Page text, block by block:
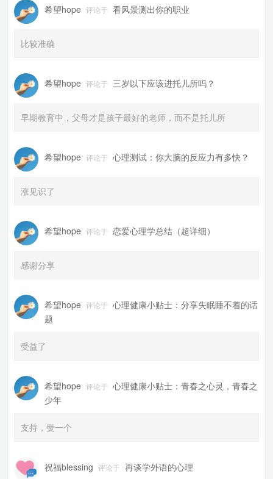
希望hope 评论于 看风景测出你的职业
比较准确
希望hope 评论于 三岁以下应该进托儿所吗？
早期教育中，父母才是孩子最好的老师，而不是托儿所
希望hope 评论于 心理测试：你大脑的反应力有多快？
涨见识了
希望hope 评论于 恋爱心理学总结（超详细）
感谢分享
希望hope 评论于 心理健康小贴士：分享失眠睡不着的话
题
受益了
希望hope 评论于 心理健康小贴士：青春之心灵，青春之
少年
支持，赞一个
祝福blessing 评论于 再谈学外语的心理